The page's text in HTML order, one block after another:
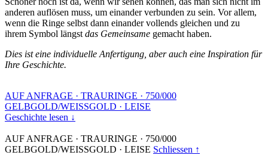
anderen auflösen muss, um einander verbunden zu sein. Vor allem,
wenn die Ringe selbst dann einander vollends gleichen und zu
ihrem Symbol längst das Gemeinsame gemacht haben.
Dies ist eine individuelle Anfertigung, aber auch eine Inspiration für
Ihre Geschichte.
AUF ANFRAGE · TRAURINGE · 750/000
GELBGOLD/WEISSGOLD · LEISE
Geschichte lesen ↓
AUF ANFRAGE · TRAURINGE · 750/000
GELBGOLD/WEISSGOLD · LEISE Schliessen ↑